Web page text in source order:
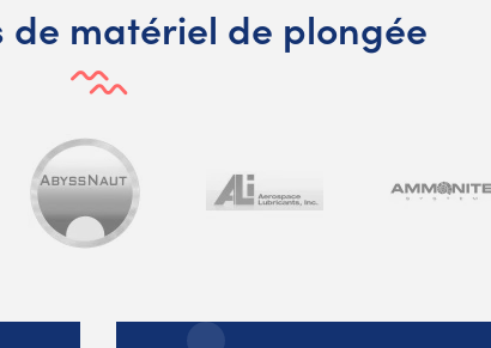
de matériel de plongée